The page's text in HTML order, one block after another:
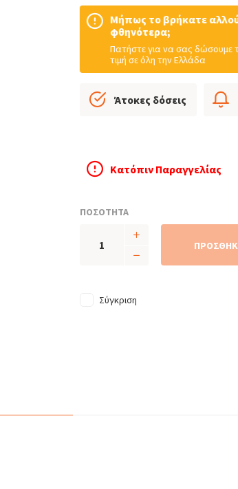
Μήπως το βρήκατε
φθηνότερα;
Πατήστε για να σας δώσουμε
τιμή σε όλη την Ελλάδα
Άτοκες δόσεις
Κατόπιν Παραγγελίας
ΠΟΣΟΤΗΤΑ
Σύγκριση